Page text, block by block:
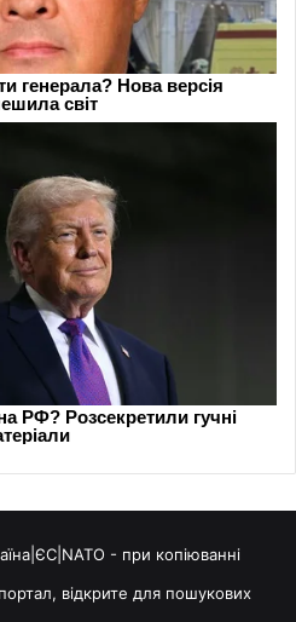
- при копіюванні
відкрите для пошукових